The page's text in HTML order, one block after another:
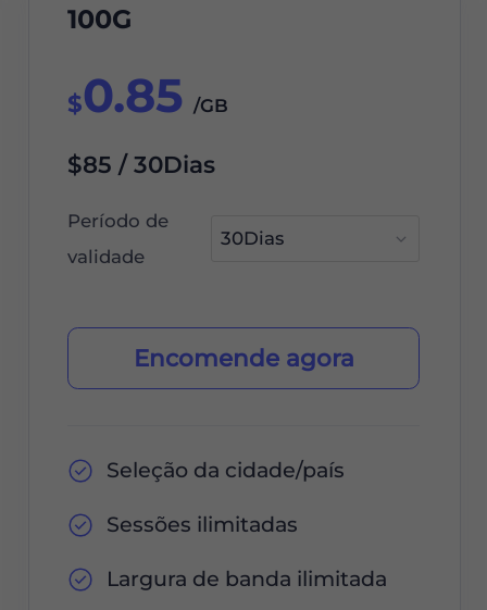
100G
$0.85 /GB
$85 / 30Dias
Período de
validade
Encomende agora
Seleção da cidade/país
Sessões ilimitadas
Largura de banda ilimitada